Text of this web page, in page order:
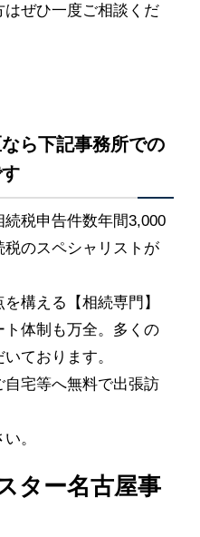
ぜひ一度ご相談くだ
ら下記事務所での
税申告件数年間3,000
のスペシャリストが
構える【相続専門】
体制も万全。多くの
ております。
宅等へ無料で出張訪
。
ター名古屋事